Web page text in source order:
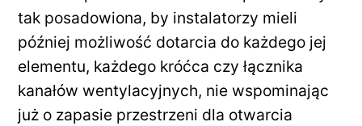
tak posadowiona, by instalatorzy mieli
później możliwość dotarcia do każdego jej
elementu, każdego króćca czy łącznika
kanałów wentylacyjnych, nie wspominając
już o zapasie przestrzeni dla otwarcia